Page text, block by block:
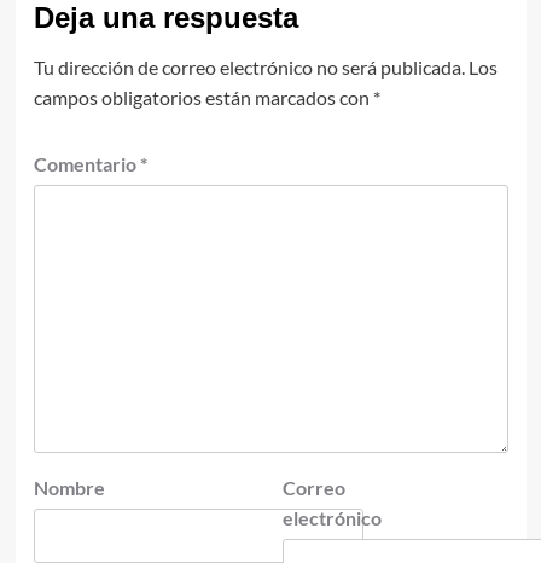
Deja una respuesta
Tu dirección de correo electrónico no será publicada. Los
campos obligatorios están marcados con *
Comentario *
Nombre
Correo
electrónico